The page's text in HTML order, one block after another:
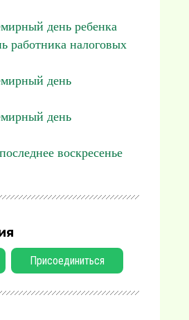
день ребенка
работника налоговых
день
день
воскресенье
Присоединиться